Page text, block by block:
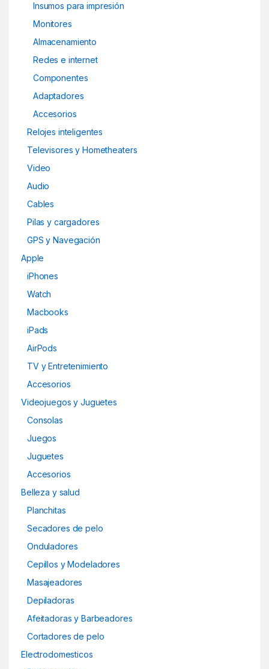
Insumos para impresión
Monitores
Almacenamiento
Redes e internet
Componentes
Adaptadores
Accesorios
Relojes inteligentes
Televisores y Hometheaters
Video
Audio
Cables
Pilas y cargadores
GPS y Navegación
Apple
iPhones
Watch
Macbooks
iPads
AirPods
TV y Entretenimiento
Accesorios
Videojuegos y Juguetes
Consolas
Juegos
Juguetes
Accesorios
Belleza y salud
Planchitas
Secadores de pelo
Onduladores
Cepillos y Modeladores
Masajeadores
Depiladoras
Afeitadoras y Barbeadores
Cortadores de pelo
Electrodomesticos